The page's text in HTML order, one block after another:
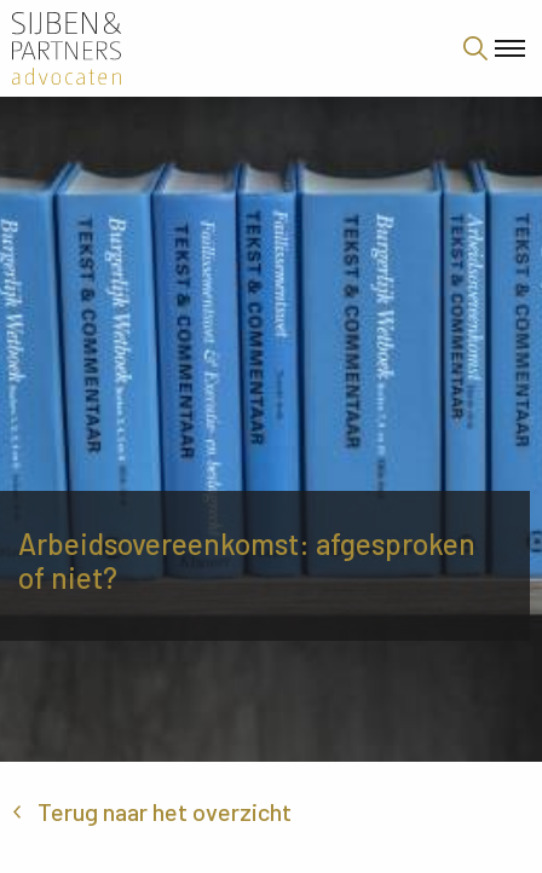
Arbeidsovereenkomst: afgesproken
of niet?
Terug naar het overzicht